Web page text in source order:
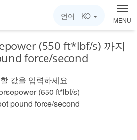
MENU
언어 - KO
(550 ft*lbf/s) 까지
force/second
값을 입력하세요
(550 ft*lbf/s)
pound force/second